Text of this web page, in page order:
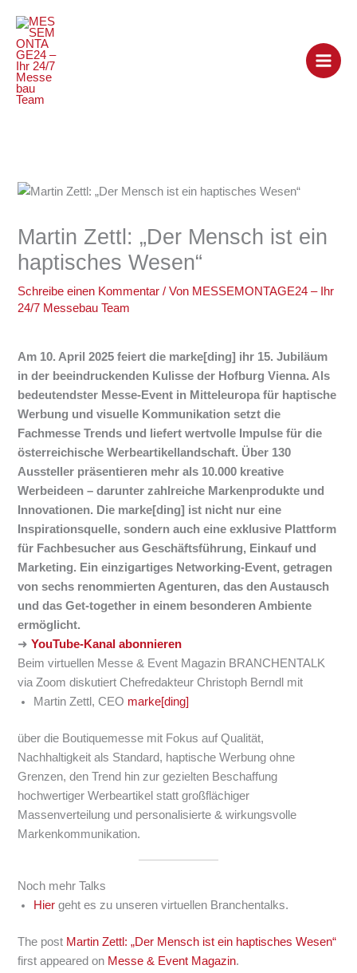
Inhalt
springen
Martin Zettl: „Der Mensch ist ein
haptisches Wesen“
Schreibe einen Kommentar / Von MESSEMONTAGE24 – Ihr
24/7 Messebau Team
Am 10. April 2025 feiert die marke[ding] ihr 15. Jubiläum
in der beeindruckenden Kulisse der Hofburg Vienna. Als
bedeutendster Messe-Event in Mitteleuropa für haptische
Werbung und visuelle Kommunikation setzt die
Fachmesse Trends und liefert wertvolle Impulse für die
österreichische Werbeartikellandschaft. Über 130
Aussteller präsentieren mehr als 10.000 kreative
Werbeideen – darunter zahlreiche Markenprodukte und
Innovationen. Die marke[ding] ist nicht nur eine
Inspirationsquelle, sondern auch eine exklusive Plattform
für Fachbesucher aus Geschäftsführung, Einkauf und
Marketing. Ein einzigartiges Networking-Event, getragen
von sechs renommierten Agenturen, das den Austausch
und das Get-together in einem besonderen Ambiente
ermöglicht.
➜YouTube-Kanal abonnieren
Beim virtuellen Messe & Event Magazin BRANCHENTALK
via Zoom diskutiert Chefredakteur Christoph Berndl mit
Martin Zettl, CEO marke[ding]
über die Boutiquemesse mit Fokus auf Qualität,
Nachhaltigkeit als Standard, haptische Werbung ohne
Grenzen, den Trend hin zur gezielten Beschaffung
hochwertiger Werbeartikel statt großflächiger
Massenverteilung und personalisierte & wirkungsvolle
Markenkommunikation.
Noch mehr Talks
Hier geht es zu unseren virtuellen Branchentalks.
The post Martin Zettl: „Der Mensch ist ein haptisches Wesen“
first appeared on Messe & Event Magazin.